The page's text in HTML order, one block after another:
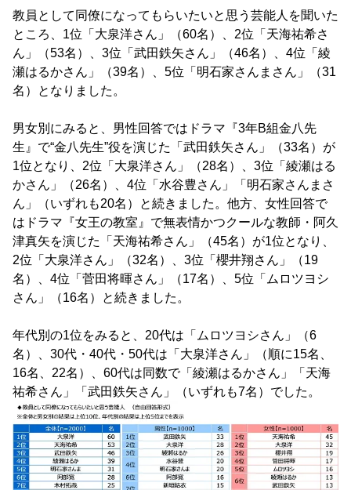
教員として同僚になってもらいたいと思う芸能人を聞いた
ところ、1位「大泉洋さん」（60名）、2位「天海祐希さ
ん」（53名）、3位「武田鉄矢さん」（46名）、4位「綾
瀬はるかさん」（39名）、5位「明石家さんまさん」（31
名）となりました。
男女別にみると、男性回答ではドラマ『3年B組金八先
生』で“金八先生”役を演じた「武田鉄矢さん」（33名）が
1位となり、2位「大泉洋さん」（28名）、3位「綾瀬はる
かさん」（26名）、4位「水谷豊さん」「明石家さんまさ
ん」（いずれも20名）と続きました。他方、女性回答で
はドラマ『女王の教室』で無表情かつクールな教師・阿久
津真矢を演じた「天海祐希さん」（45名）が1位となり、
2位「大泉洋さん」（32名）、3位「櫻井翔さん」（19
名）、4位「菅田将暉さん」（17名）、5位「ムロツヨシ
さん」（16名）と続きました。
年代別の1位をみると、20代は「ムロツヨシさん」（6
名）、30代・40代・50代は「大泉洋さん」（順に15名、
16名、22名）、60代は同数で「綾瀬はるかさん」「天海
祐希さん」「武田鉄矢さん」（いずれも7名）でした。